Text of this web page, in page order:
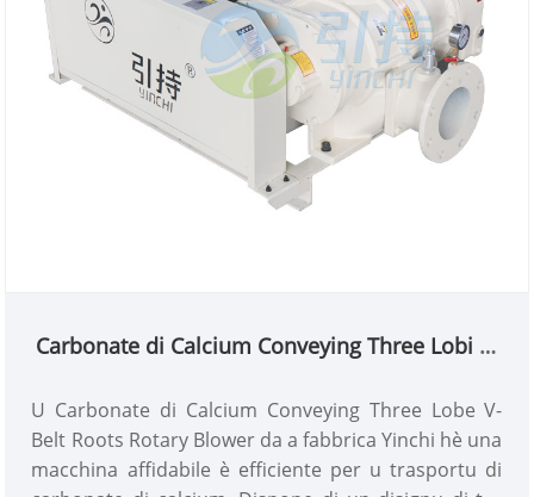
Carbonate di Calcium Conveying Three Lobi V-
U Carbonate di Calcium Conveying Three Lobe V-
Belt Roots Rotary Blower da a fabbrica Yinchi hè una
macchina affidabile è efficiente per u trasportu di